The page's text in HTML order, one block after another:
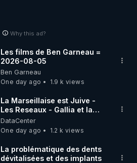
Why this ad?
Les films de Ben Garneau =
2026-08-05
Ben Garneau
One day ago
1.9 k views
La Marseillaise est Juive -
Les Reseaux - Gallia et la
France - Symbolisme
DataCenter
One day ago
1.2 k views
La problématique des dents
dévitalisées et des implants